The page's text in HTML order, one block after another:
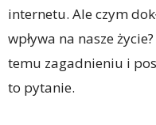
internetu. Ale czym
wpływa na nasze
temu zagadnieniu i
to pytanie.